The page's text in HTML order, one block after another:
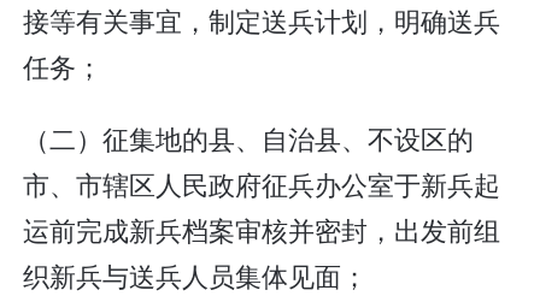
接等有关事宜，制定送兵计划，明确送兵
任务；
（二）征集地的县、自治县、不设区的
市、市辖区人民政府征兵办公室于新兵起
运前完成新兵档案审核并密封，出发前组
织新兵与送兵人员集体见面；